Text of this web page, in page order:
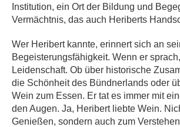
Institution, ein Ort der Bildung und
Vermächtnis, das auch Heriberts
Wer Heribert kannte, erinnert sich an
Begeisterungsfähigkeit. Wenn er
Leidenschaft. Ob über historische
die Schönheit des Bündnerlands oder
Wein zum Essen. Er tat es immer mit
den Augen. Ja, Heribert liebte Wein.
Genießen, sondern auch zum